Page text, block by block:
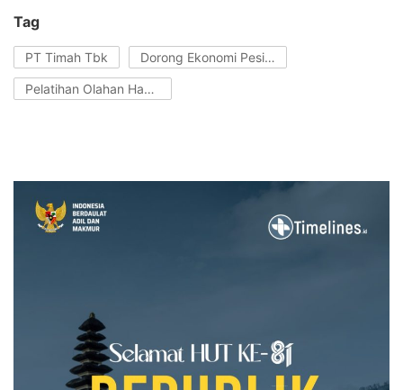
Tag
PT Timah Tbk Dorong Ekonomi Pesisir
Pelatihan Olahan Hasil Laut